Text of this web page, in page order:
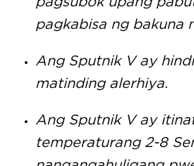
pagkabisa ng bakuna
Ang Sputnik V ay
matinding alerhiya.
Ang Sputnik V ay
temperaturang 2-8